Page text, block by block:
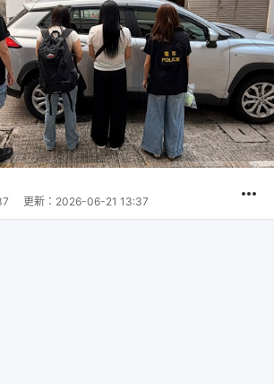
更新： 2026-06-21 13:37